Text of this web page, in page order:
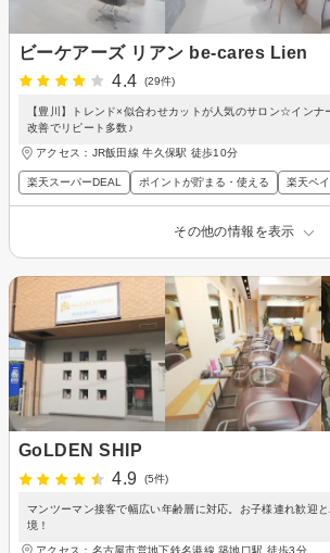
ビーケアーズ リアン be-cares Lien
4.4
(29件)
【豊川】トレンド×似合わせカットが人気のサロン☆インナ
改善でリピート多数♪
アクセス：JR飯田線 牛久保駅 徒歩10分
楽天スーパーDEAL ポイントが貯まる・使える 楽天ペ
その他の情報を表示
GoLDEN SHIP
4.9
(5件)
マンツーマン接客で幅広い年齢層に対応。お子様連れ歓迎
境！